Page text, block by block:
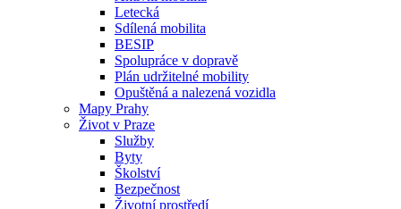
Letecká
Sdílená mobilita
BESIP
Spolupráce v dopravě
Plán udržitelné mobility
Opuštěná a nalezená vozidla
Mapy Prahy
Život v Praze
Služby
Byty
Školství
Bezpečnost
Životní prostředí